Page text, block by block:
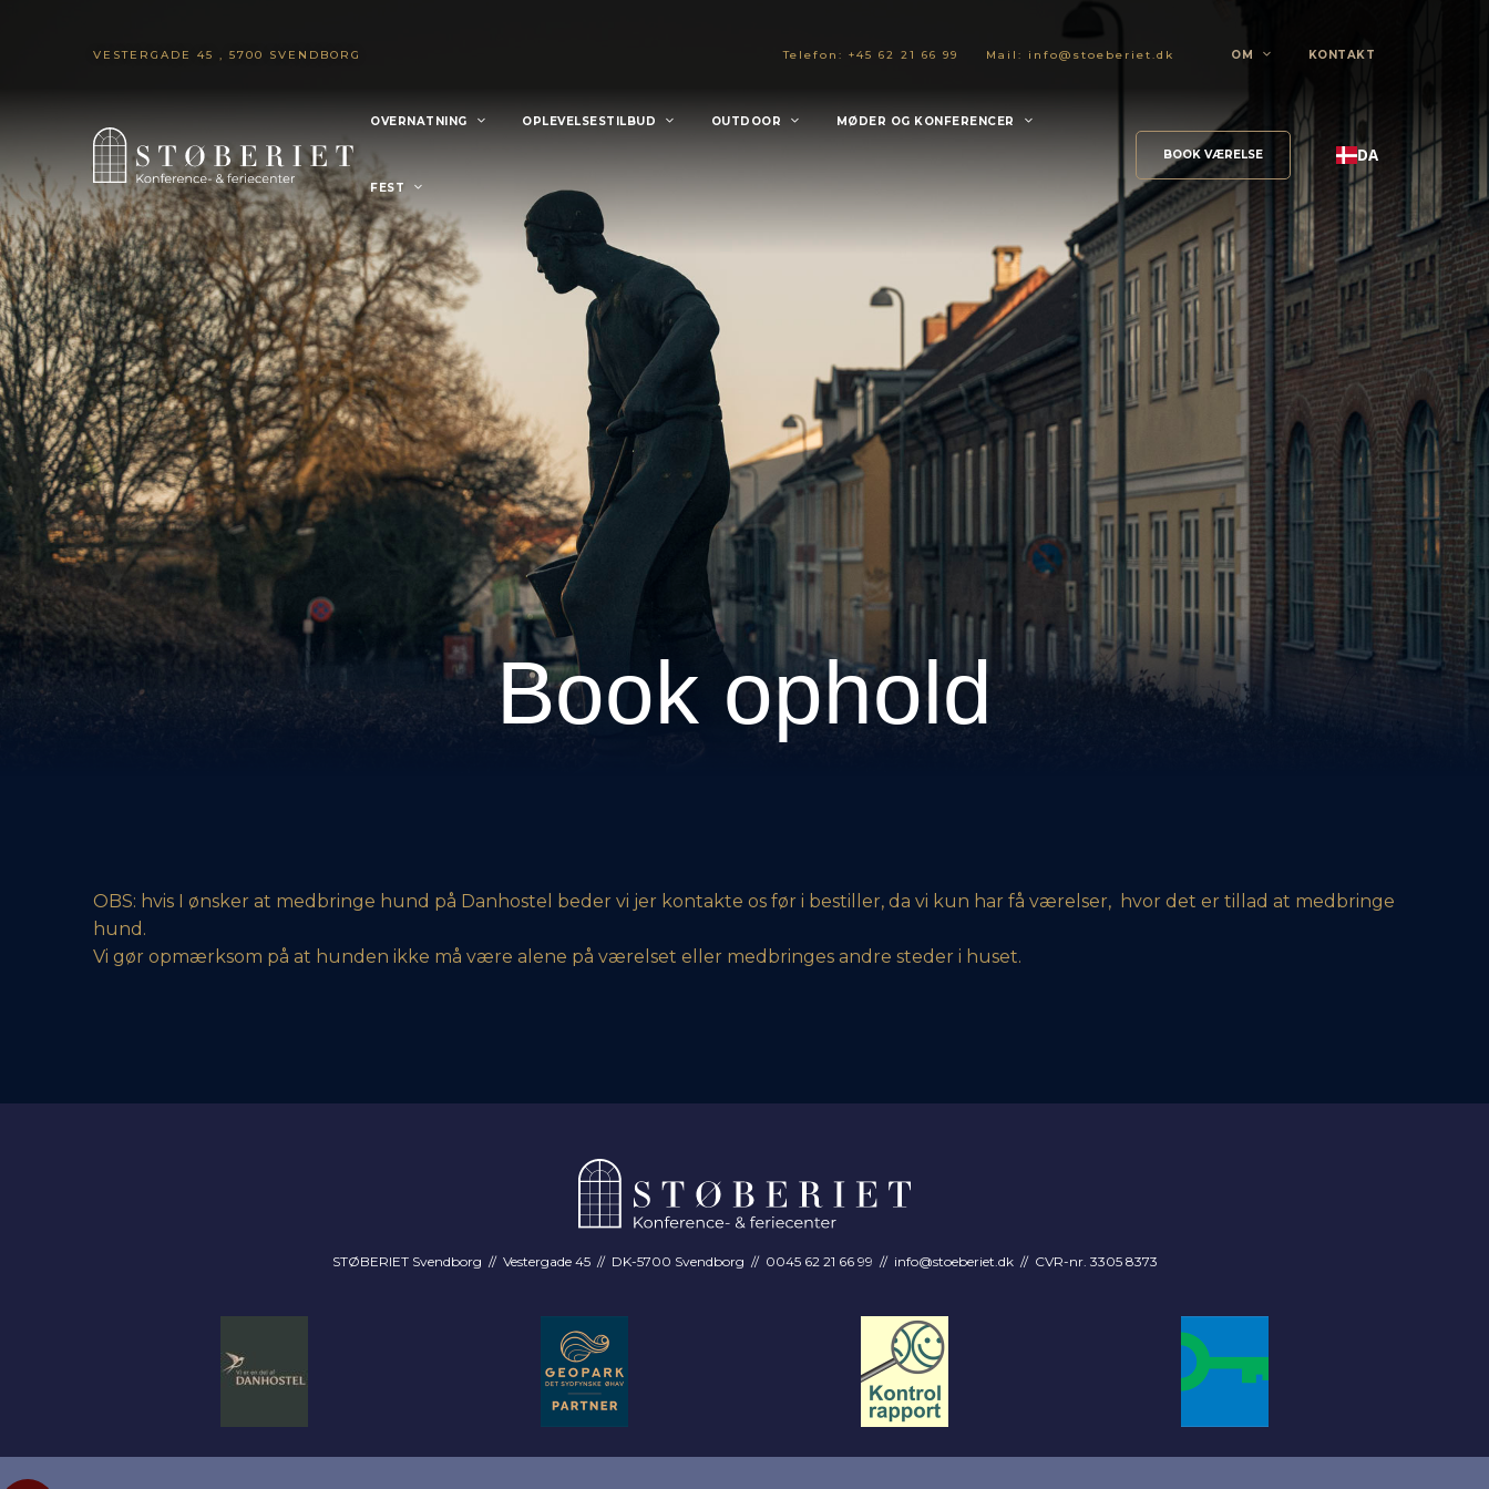
VESTERGADE 45 , 5700 SVENDBORG Telefon: +45 62 21 66 99 Mail: info@stoeberiet.dk OM KONTAKT
OVERNATNING OPLEVELSESTILBUD OUTDOOR MØDER OG KONFERENCER
FEST
BOOK VÆRELSE DA
Book ophold
OBS: hvis I ønsker at medbringe hund på Danhostel beder vi jer kontakte os før i bestiller, da vi kun har få værelser, hvor det er tillad at medbringe
hund.
Vi gør opmærksom på at hunden ikke må være alene på værelset eller medbringes andre steder i huset.
STØBERIET Svendborg // Vestergade 45 // DK-5700 Svendborg // 0045 62 21 66 99 // info@stoeberiet.dk// CVR-nr. 3305 8373